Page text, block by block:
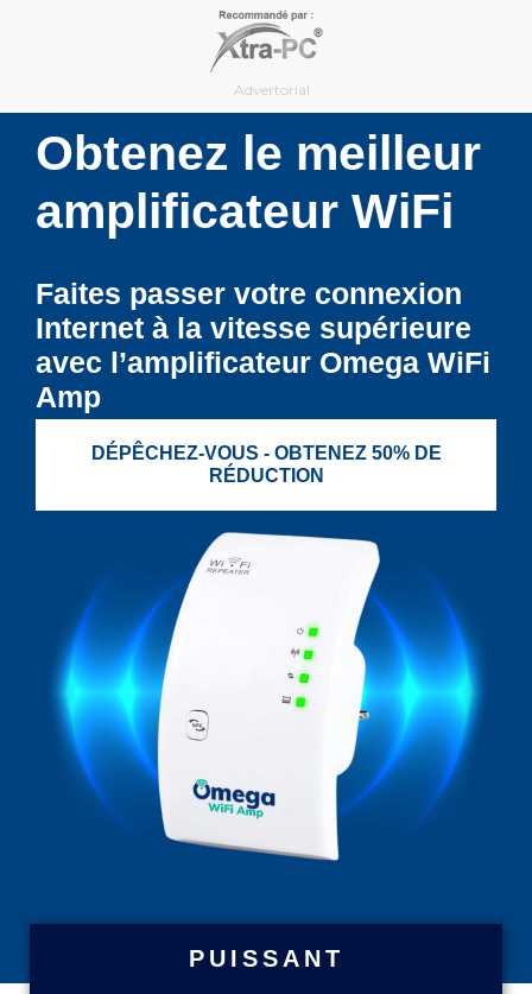
Advertorial
Obtenez le meilleur
amplificateur WiFi
Faites passer votre connexion
Internet à la vitesse supérieure
avec l’amplificateur Omega WiFi
Amp
DÉPÊCHEZ-VOUS - OBTENEZ 50% DE
RÉDUCTION
PUISSANT